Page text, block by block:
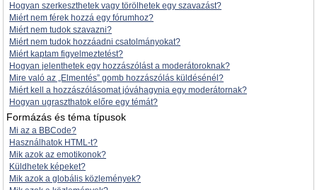
Hogyan szerkeszthetek vagy törölhetek egy szavazást?
Miért nem férek hozzá egy fórumhoz?
Miért nem tudok szavazni?
Miért nem tudok hozzáadni csatolmányokat?
Miért kaptam figyelmeztetést?
Hogyan jelenthetek egy hozzászólást a moderátoroknak?
Mire való az „Elmentés” gomb hozzászólás küldésénél?
Miért kell a hozzászólásomat jóváhagynia egy moderátornak?
Hogyan ugraszthatok előre egy témát?
Formázás és téma típusok
Mi az a BBCode?
Használhatok HTML-t?
Mik azok az emotikonok?
Küldhetek képeket?
Mik azok a globális közlemények?